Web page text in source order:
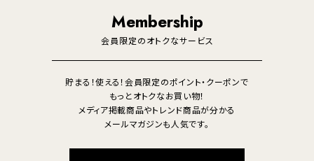
Membership
会員限定のオトクなサービス
貯まる！使える！会員限定のポイント・クーポンで
もっとオトクなお買い物！
メディア掲載商品やトレンド商品が分かる
メールマガジンも人気です。